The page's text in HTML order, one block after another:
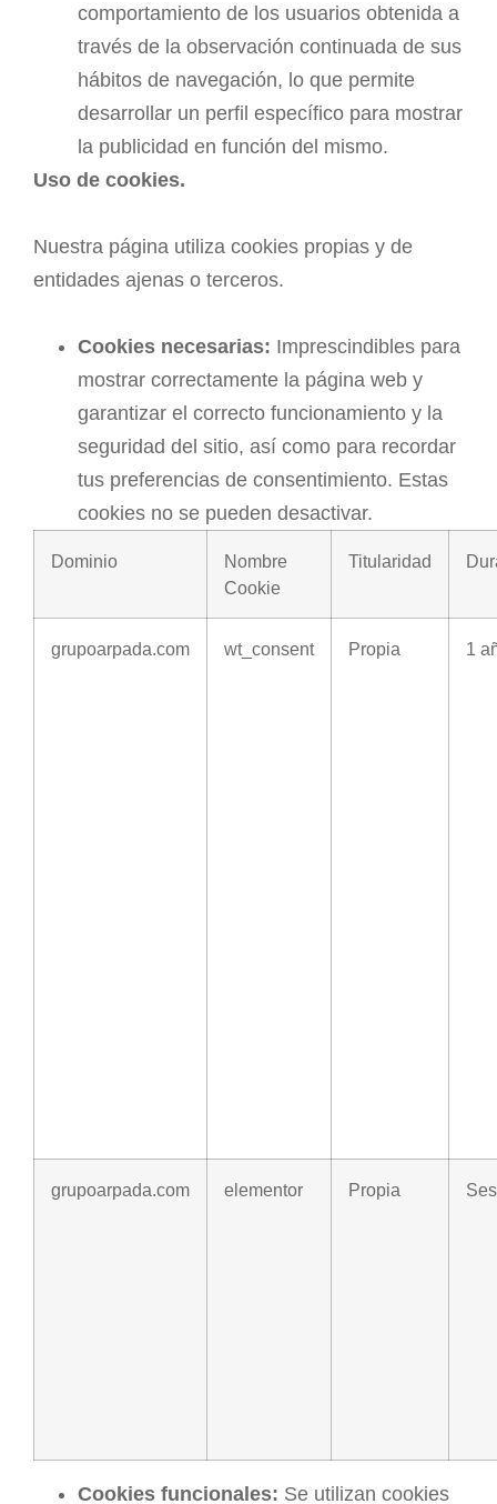
comportamiento de los usuarios obtenida a
través de la observación continuada de sus
hábitos de navegación, lo que permite
desarrollar un perfil específico para mostrar
la publicidad en función del mismo.
Uso de cookies.
Nuestra página utiliza cookies propias y de
entidades ajenas o terceros.
Cookies necesarias: Imprescindibles para
mostrar correctamente la página web y
garantizar el correcto funcionamiento y la
seguridad del sitio, así como para recordar
tus preferencias de consentimiento. Estas
cookies no se pueden desactivar.
Dominio
Nombre
Cookie
Titularidad
grupoarpada.com wt_consent Propia 1
grupoarpada.com elementor Propia
Cookies funcionales: Se utilizan cookies